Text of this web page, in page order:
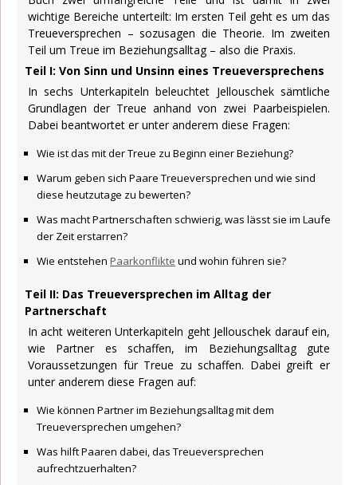
wichtige Bereiche unterteilt: Im ersten Teil geht es um das
Treueversprechen – sozusagen die Theorie. Im zweiten
Teil um Treue im Beziehungsalltag – also die Praxis.
Teil I: Von Sinn und Unsinn eines Treueversprechens
In sechs Unterkapiteln beleuchtet Jellouschek sämtliche
Grundlagen der Treue anhand von zwei Paarbeispielen.
Dabei beantwortet er unter anderem diese Fragen:
Wie ist das mit der Treue zu Beginn einer Beziehung?
Warum geben sich Paare Treueversprechen und wie sind
diese heutzutage zu bewerten?
Was macht Partnerschaften schwierig, was lässt sie im Laufe
der Zeit erstarren?
Wie entstehen Paarkonflikte und wohin führen sie?
Teil II: Das Treueversprechen im Alltag der
Partnerschaft
In acht weiteren Unterkapiteln geht Jellouschek darauf ein,
wie Partner es schaffen, im Beziehungsalltag gute
Voraussetzungen für Treue zu schaffen. Dabei greift er
unter anderem diese Fragen auf:
Wie können Partner im Beziehungsalltag mit dem
Treueversprechen umgehen?
Was hilft Paaren dabei, das Treueversprechen
aufrechtzuerhalten?